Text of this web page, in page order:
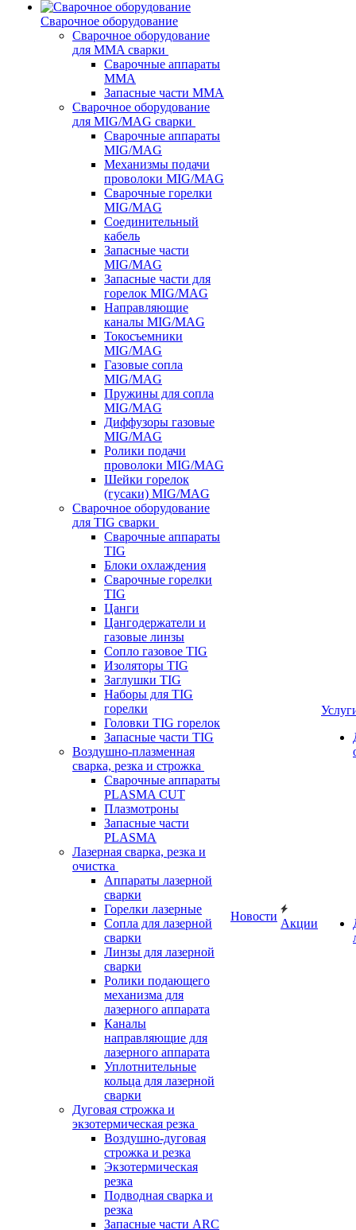
Сварочное оборудование
Сварочное оборудование
для MMA сварки
Сварочные аппараты
MMA
Запасные части MMA
Сварочное оборудование
для MIG/MAG сварки
Сварочные аппараты
MIG/MAG
Механизмы подачи
проволоки MIG/MAG
Сварочные горелки
MIG/MAG
Соединительный
кабель
Запасные части
MIG/MAG
Запасные части для
горелок MIG/MAG
Направляющие
каналы MIG/MAG
Токосъемники
MIG/MAG
Газовые сопла
MIG/MAG
Пружины для сопла
MIG/MAG
Диффузоры газовые
MIG/MAG
Ролики подачи
проволоки MIG/MAG
Шейки горелок
(гусаки) MIG/MAG
Сварочное оборудование
для TIG сварки
Сварочные аппараты
TIG
Блоки охлаждения
Сварочные горелки
TIG
Цанги
Цангодержатели и
газовые линзы
Сопло газовое TIG
Изоляторы TIG
Заглушки TIG
Наборы для TIG
горелки
Головки TIG горелок
Запасные части TIG
Воздушно-плазменная
сварка, резка и строжка
Сварочные аппараты
PLASMA CUT
Плазмотроны
Запасные части
PLASMA
Лазерная сварка, резка и
очистка
Аппараты лазерной
сварки
Горелки лазерные
Сопла для лазерной
сварки
Линзы для лазерной
сварки
Ролики подающего
механизма для
лазерного аппарата
Каналы
направляющие для
лазерного аппарата
Уплотнительные
кольца для лазерной
сварки
Дуговая строжка и
экзотермическая резка
Воздушно-дуговая
строжка и резка
Экзотермическая
резка
Подводная сварка и
резка
Запасные части ARC
Новости
Акции